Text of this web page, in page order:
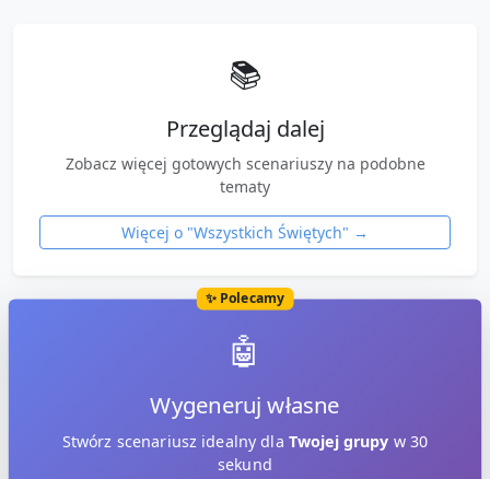
📚
Przeglądaj dalej
Zobacz więcej gotowych scenariuszy na podobne
tematy
Więcej o "Wszystkich Świętych" →
✨ Polecamy
🤖
Wygeneruj własne
Stwórz scenariusz idealny dla Twojej grupy w 30
sekund